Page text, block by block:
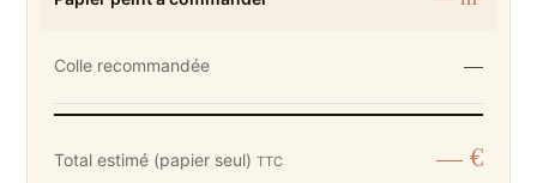
Colle recommandée —
Total estimé (papier seul)TTC — €